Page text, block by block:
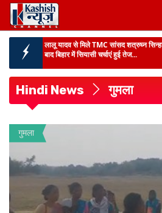
बिहार में चीनी उद्योग को बड़ी बढ़त :809 लाख
चंपारण को सबसे बड़ी हिस्सेदार...
लागू होगा नया सिस्टम...
BPSC TRE-4 में बढ़ सकती है वैकेंसी :
मद्य निषेध मंत्री मदन सहनी एक्शन में :
कसेगा कानूनी शिकंजा...
बिहार शिक्षा व्यवस्था में बड़े बदलाव :
शिविर और छात्र कल्याण पर ...
लालू यादव से मिले TMC सांसद शत्रुघ्न सिन्हा
बाद बिहार में सियासी चर्चाएं हुई तेज...
Hindi News गुमला
गुमला